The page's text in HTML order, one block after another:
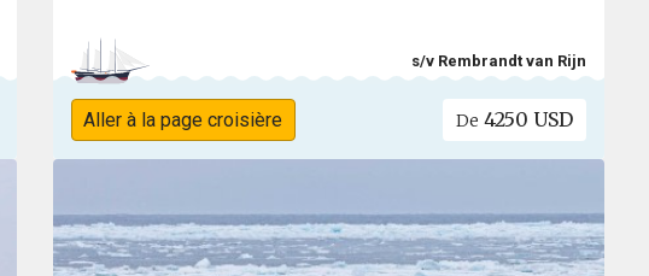
s/v Rembrandt van Rijn
Aller à la page croisière De 4250 USD